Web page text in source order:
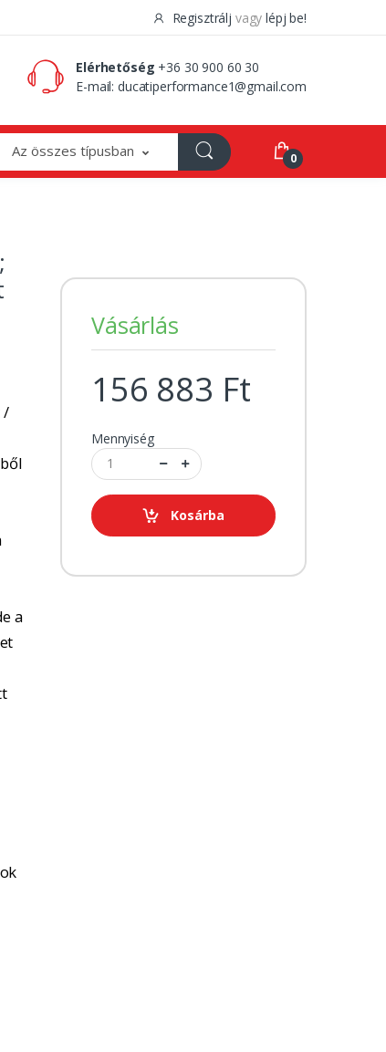
Regisztrálj vagy lépj be!
Elérhetőség +36 30 900 60 30
E-mail:ducatiperformance1@gmail.com
Az összes típusban 0
/
a
Vásárlás
156 883 Ft
Mennyiség
Kosárba